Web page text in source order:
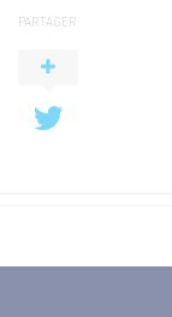
PARTAGER